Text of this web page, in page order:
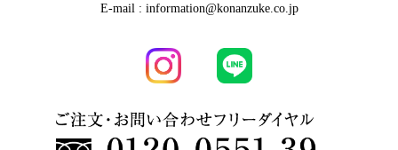
E-mail : information@konanzuke.co.jp